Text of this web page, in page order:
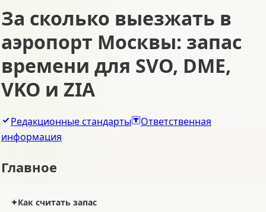
За сколько выезжать в
аэропорт Москвы: запас
времени для SVO, DME,
VKO и ZIA
Редакционные стандарты
Ответственная
информация
Главное
✦Как считать запас